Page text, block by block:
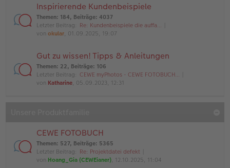
Inspirierende Kundenbeispiele
Themen: 184, Beiträge: 4037
Letzter Beitrag: Re: Kundenbeispiele die auffa…
von okular, 01.09.2025, 19:07
Gut zu wissen! Tipps & Anleitungen
Themen: 22, Beiträge: 106
Letzter Beitrag: CEWE myPhotos - CEWE FOTOBUCH…
von Katharine, 05.09.2023, 12:31
CEWE FOTOBUCH
Themen: 527, Beiträge: 5365
Letzter Beitrag: Re: Projektdatei defekt
von Hoang_Gia (CEWEianer), 12.10.2025, 11:04